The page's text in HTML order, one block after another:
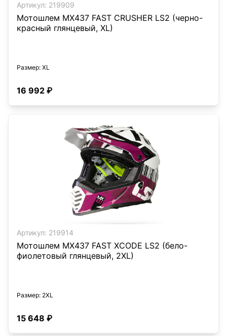
Артикул: 219909
Мотошлем MX437 FAST CRUSHER LS2 (черно-
красный глянцевый, XL)
Размер: XL
16 992 ₽
Артикул: 219914
Мотошлем MX437 FAST XCODE LS2 (бело-
фиолетовый глянцевый, 2XL)
Размер: 2XL
15 648 ₽